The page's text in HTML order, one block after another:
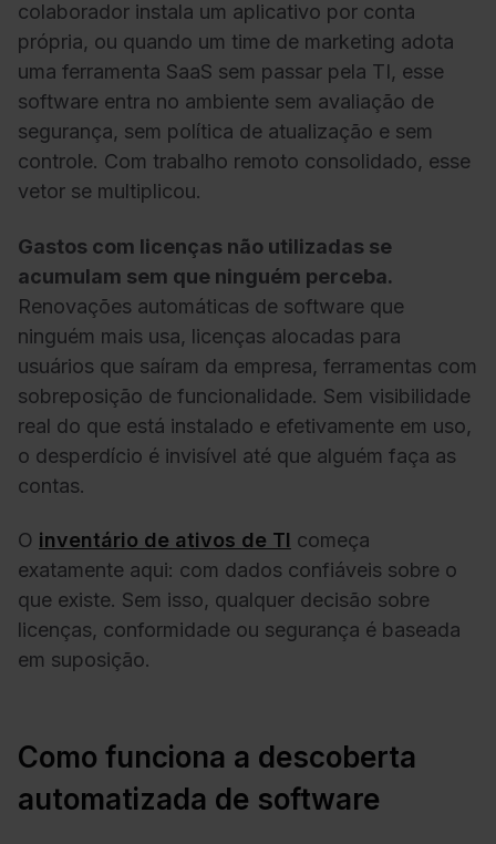
colaborador instala um aplicativo por conta
própria, ou quando um time de marketing adota
uma ferramenta SaaS sem passar pela TI, esse
software entra no ambiente sem avaliação de
segurança, sem política de atualização e sem
controle. Com trabalho remoto consolidado, esse
vetor se multiplicou.
Gastos com licenças não utilizadas se
acumulam sem que ninguém perceba.
Renovações automáticas de software que
ninguém mais usa, licenças alocadas para
usuários que saíram da empresa, ferramentas com
sobreposição de funcionalidade. Sem visibilidade
real do que está instalado e efetivamente em uso,
o desperdício é invisível até que alguém faça as
contas.
O inventário de ativos de TI começa
exatamente aqui: com dados confiáveis sobre o
que existe. Sem isso, qualquer decisão sobre
licenças, conformidade ou segurança é baseada
em suposição.
Como funciona a descoberta
automatizada de software